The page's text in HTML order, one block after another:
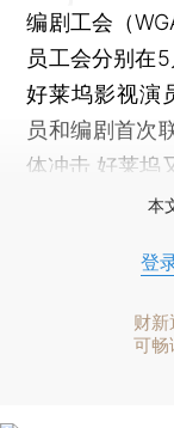
编剧工会（
员工会分别在
好莱坞影视演
员和编剧首次
体冲击 好莱坞
本
登
财新
可畅